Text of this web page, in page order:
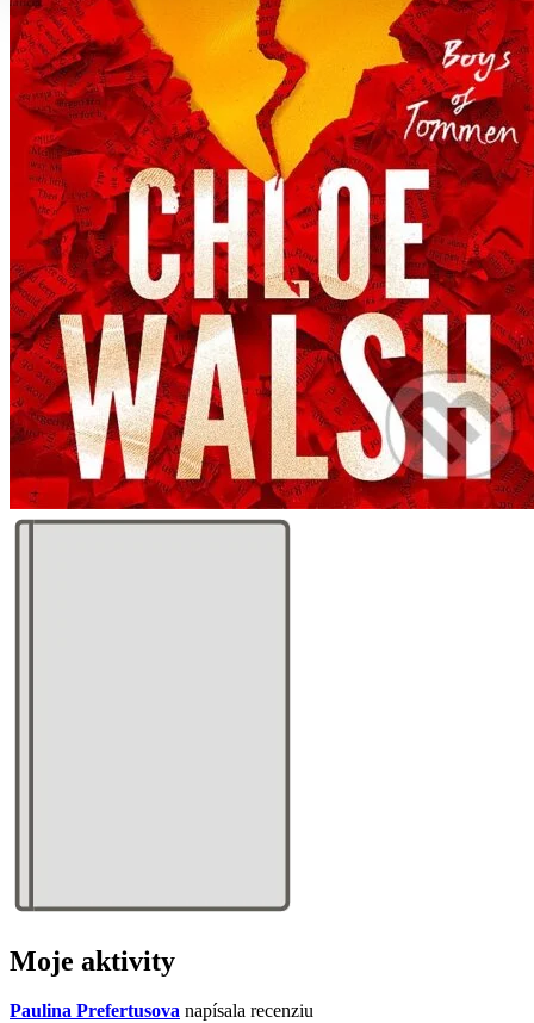
Moje aktivity
Paulina Prefertusova napísala recenziu